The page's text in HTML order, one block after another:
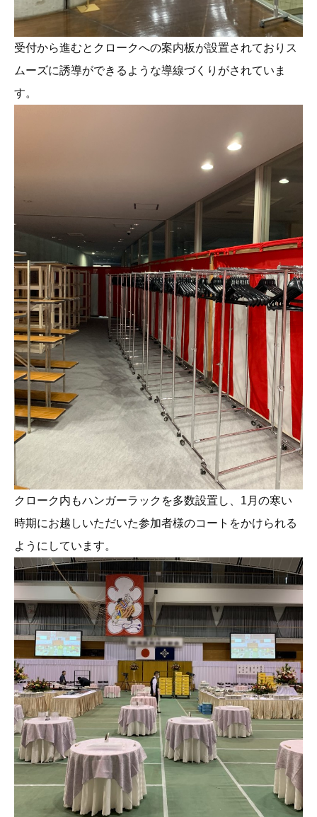
受付から進むとクロークへの案内板が設置されておりス
ムーズに誘導ができるような導線づくりがされていま
す。
クローク内もハンガーラックを多数設置し、1月の寒い
時期にお越しいただいた参加者様のコートをかけられる
ようにしています。